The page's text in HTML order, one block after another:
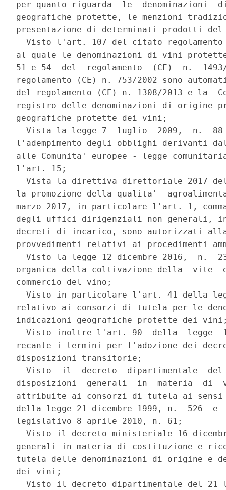
per quanto riguarda  le
geografiche protette, le menzioni
presentazione di determinati prodotti
Visto l'art. 107 del citato
al quale le denominazioni di vini
51 e 54  del  regolamento  (CE)  n.
regolamento (CE) n. 753/2002 sono
del regolamento (CE) n. 1308/2013 e la
registro delle denominazioni di origine
geografiche protette dei vini;
Vista la legge 7  luglio  2009,  n.
l'adempimento degli obblighi derivanti
alle Comunita' europee - legge
l'art. 15;
Vista la direttiva direttoriale 2017
la promozione della qualita'
marzo 2017, in particolare l'art. 1,
degli uffici dirigenziali non generali,
decreti di incarico, sono autorizzati
provvedimenti relativi ai procedimenti
Visto la legge 12 dicembre 2016,  n.
organica della coltivazione della  vite
commercio del vino;
Visto in particolare l'art. 41 della
relativo ai consorzi di tutela per le
indicazioni geografiche protette dei
Visto inoltre l'art. 90  della  legge
recante i termini per l'adozione dei
disposizioni transitorie;
Visto  il  decreto  dipartimentale
disposizioni  generali  in  materia
attribuite ai consorzi di tutela ai sensi
della legge 21 dicembre 1999, n.  526
legislativo 8 aprile 2010, n. 61;
Visto il decreto ministeriale 16
generali in materia di costituzione e
tutela delle denominazioni di origine e
dei vini;
Visto il decreto dipartimentale del 21